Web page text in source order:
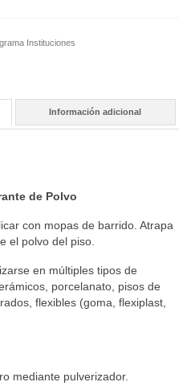
Instituciones
Información adicional
de Polvo
con mopas de barrido. Atrapa
el polvo del piso.
en múltiples tipos de
porcelanato, pisos de
flexibles (goma, flexiplast,
mediante pulverizador.